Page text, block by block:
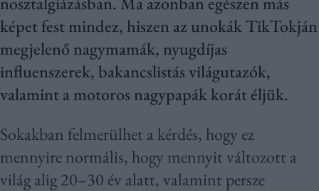
képet fest mindez, hiszen az unokák TikTokján
megjelenő nagymamák, nyugdíjas
influenszerek, bakancslistás világutazók,
valamint a motoros nagypapák korát éljük.
Sokakban felmerülhet a kérdés, hogy ez
mennyire normális, hogy mennyit változott a
világ alig 20–30 év alatt, valamint persze